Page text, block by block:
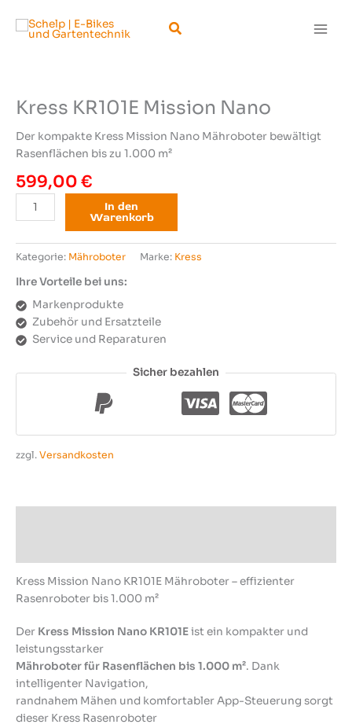
Inhalt
springen
Suchen
Kress KR101E Mission Nano
Der kompakte Kress Mission Nano Mähroboter bewältigt
Rasenflächen bis zu 1.000 m²
599,00€
Kress
KR101E
Nano
In den
Warenkorb
Kategorie: Mähroboter Marke: Kress
Ihre Vorteile bei uns:
Markenprodukte
Zubehör und Ersatzteile
Service und Reparaturen
Sicher bezahlen
zzgl.Versandkosten
Kress Mission Nano KR101E Mähroboter – effizienter
Rasenroboter bis 1.000 m²
Der Kress Mission Nano KR101Eist ein kompakter und
leistungsstarker
Mähroboter für Rasenflächen bis 1.000 m². Dank
intelligenter Navigation,
randnahem Mähen und komfortabler App-Steuerung sorgt
dieser Kress Rasenroboter